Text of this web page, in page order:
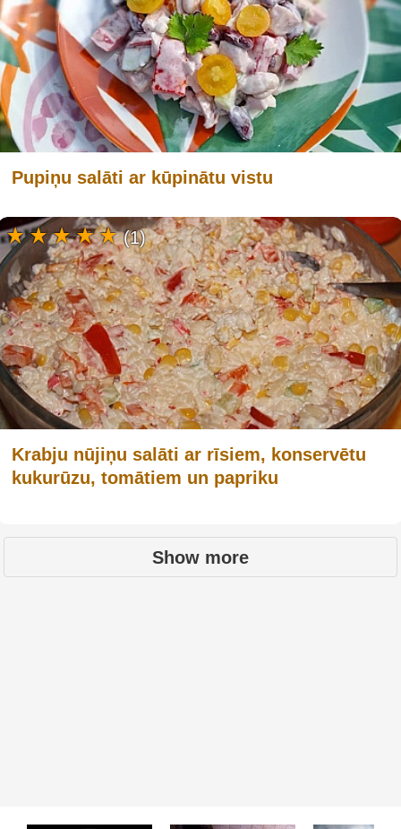
Pupiņu salāti ar kūpinātu vistu
Krabju nūjiņu salāti ar rīsiem, konservētu
kukurūzu, tomātiem un papriku
(1)
Show more